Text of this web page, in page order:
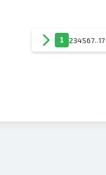
1 234567..17